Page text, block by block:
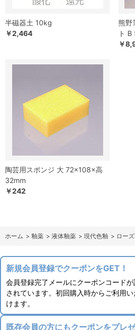
半磁器土 10kg
￥2,464
熊野
ト
￥
陶芸用スポンジ 大 72×108×高
32mm
￥242
ホーム > 釉薬 > 液体釉薬 > 現代色釉 > ロー
新規会員登録でクーポンをGET！
会員登録完了メールにクーポンコード
されています。初回購入時からご利用
けます。
既存会員の方にもクーポンをプレ